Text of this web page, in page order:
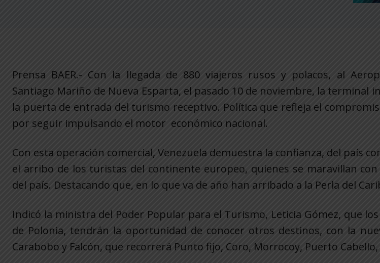
Prensa BAER.- Con la llegada de 880 viajeros rusos y polacos, al
Santiago Mariño de Nueva Esparta, el pasado 10 de noviembre, la terminal
la puerta de entrada del turismo receptivo. Política que refleja el
por seguir impulsando el motor económico nacional.
Con esta operación comercial, Venezuela demuestra la confianza, del país
el arribo de los turistas del continente europeo, quienes se maravillan
del país. Destacando que, en lo que va de año han arribado a la Perla del
Indicó la ministra del Poder Popular para el Turismo, Leticia Gómez, que
de Polonia, tendrán la oportunidad de conocer otros destinos, con la
Carabobo y Falcón, que recorrerá Punto fijo, Coro, Morrocoy, Puerto Cabello,